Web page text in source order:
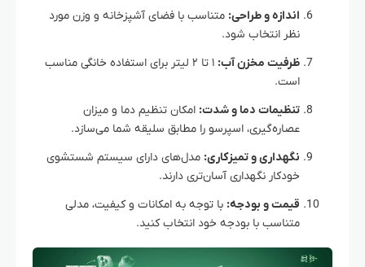
اندازه و طراحی: متناسب با فضای آشپزخانه و وزن مورد
نظر انتخاب شود.
ظرفیت مخزن آب:
۱ تا ۲ لیتر برای استفاده خانگی مناسب
است.
تنظیمات دما و شدت: امکان تنظیم دما و میزان
عصاره‌گیری، اسپرسو را مطابق سلیقه شما می‌سازد.
نگهداری و تمیزکاری: مدل‌های دارای سیستم شستشوی
خودکار نگهداری آسان‌تری دارند.
قیمت و بودجه: با توجه به امکانات و کیفیت، مدلی
متناسب با بودجه خود انتخاب کنید.